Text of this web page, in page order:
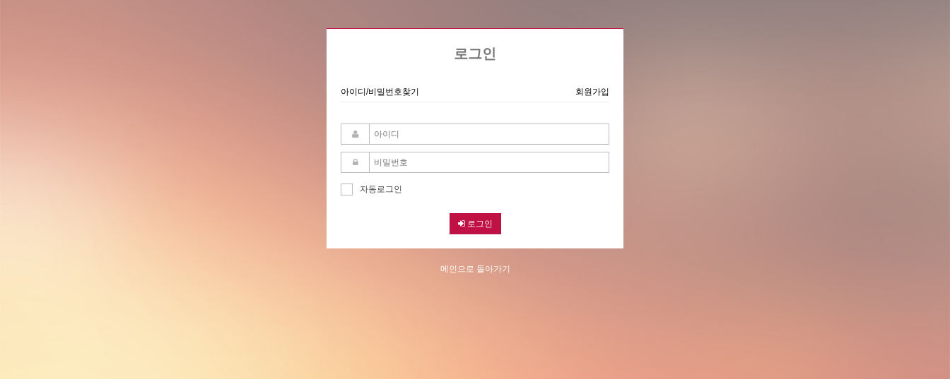
로그인
아이디/비밀번호찾기 회원가입
자동로그인
로그인
메인으로 돌아가기